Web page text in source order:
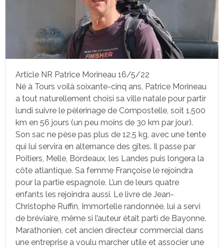
Article NR Patrice Morineau 16/5/22
Né à Tours voilà soixante-cinq ans, Patrice Morineau
a tout naturellement choisi sa ville natale pour partir
lundi suivre le pèlerinage de Compostelle, soit 1.500
km en 56 jours (un peu moins de 30 km par jour).
Son sac ne pèse pas plus de 12,5 kg, avec une tente
qui lui servira en alternance des gîtes. Il passe par
Poitiers, Melle, Bordeaux, les Landes puis longera la
côte atlantique. Sa femme Françoise le rejoindra
pour la partie espagnole. L’un de leurs quatre
enfants les rejoindra aussi. Le livre de Jean-
Christophe Ruffin, Immortelle randonnée, lui a servi
de bréviaire, même si l’auteur était parti de Bayonne.
Marathonien, cet ancien directeur commercial dans
une entreprise a voulu marcher utile et associer une